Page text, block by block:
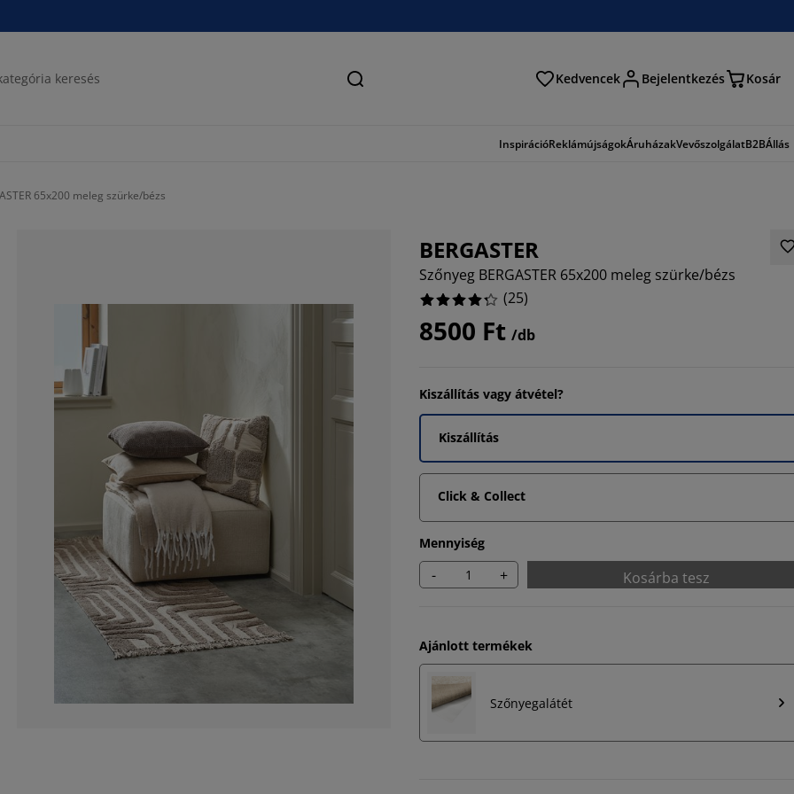
Keresés Kedvencek Bejelentkezés Kosár
InspirációReklámújságokÁruházakVevőszolgálatB2BÁllás
65x200 meleg szürke/bézs
BERGASTER
Szőnyeg BERGASTER 65x200 meleg szürke/bézs
(25)
8500 Ft /db
Kiszállítás vagy átvétel?
Kiszállítás
Click & Collect
Mennyiség
- + Kosárba tesz
Ajánlott termékek
Szőnyegalátét
76%